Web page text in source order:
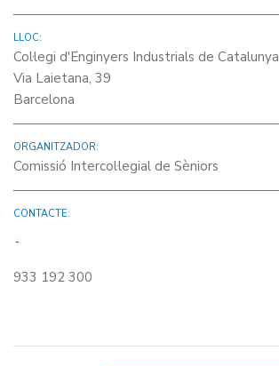
LLOC:
Col·legi d'Enginyers Industrials de Catalunya
Via Laietana, 39
Barcelona
ORGANITZADOR:
Comissió Intercol·legial de Sèniors
CONTACTE:
933 192 300